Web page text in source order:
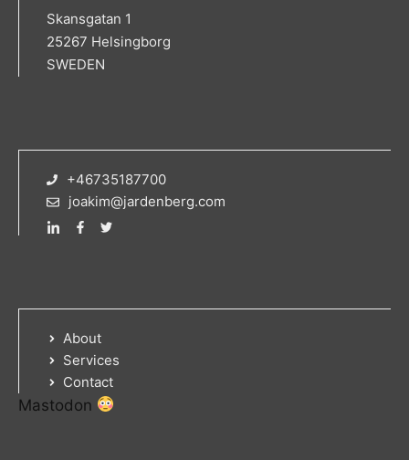
Skansgatan 1
25267 Helsingborg
SWEDEN
+46735187700
joakim@jardenberg.com
About
Services
Contact
Mastodon